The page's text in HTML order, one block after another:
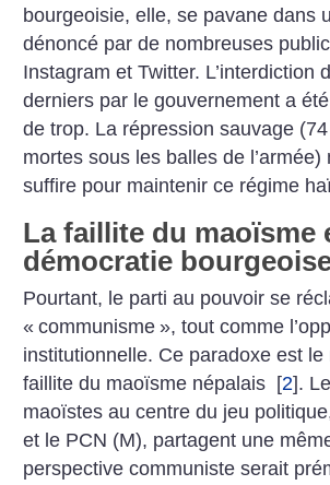
bourgeoisie, elle, se pavane dans
dénoncé par de nombreuses
Instagram et Twitter. L’interdiction
derniers par le gouvernement a
de trop. La répression sauvage
mortes sous les balles de
suffire pour maintenir ce régime
La faillite du maoïsme
démocratie
Pourtant, le parti au pouvoir se
« communisme », tout ­comme
institutionnelle. Ce paradoxe est le
faillite du maoïsme népalais [2].
maoïstes au centre du jeu
et le PCN (M), partagent une
perspective communiste serait